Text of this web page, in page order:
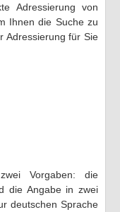
Adressierung von
Ihnen die Suche zu
Adressierung für Sie
Vorgaben: die
die Angabe in zwei
deutschen Sprache